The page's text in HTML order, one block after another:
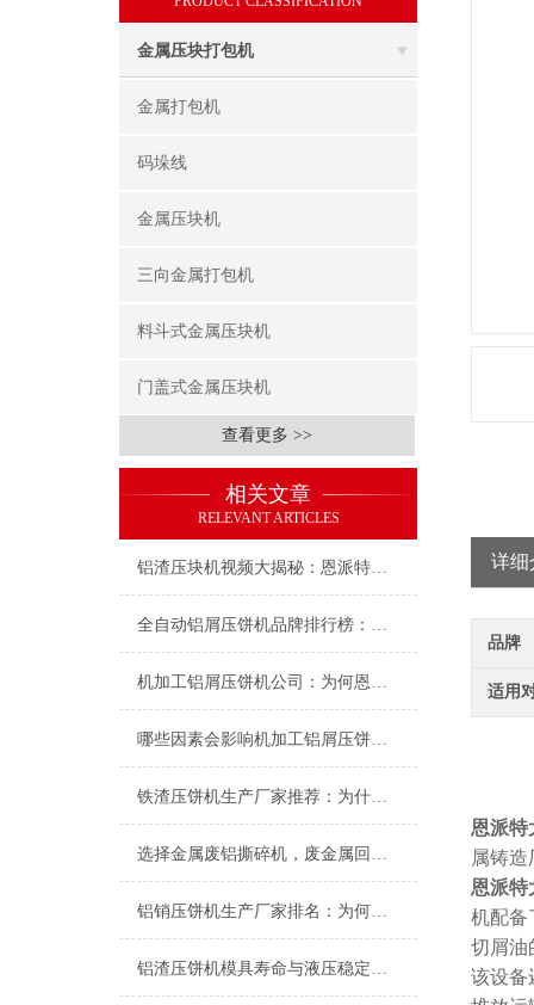
金属压块打包机
金属打包机
码垛线
金属压块机
三向金属打包机
料斗式金属压块机
门盖式金属压块机
查看更多 >>
相关文章
RELEVANT ARTICLES
铝渣压块机视频大揭秘：恩派特如何用科技点“渣”成金
全自动铝屑压饼机品牌排行榜：恩派特凭什么成为行业优选？
机加工铝屑压饼机公司：为何恩派特是您铝屑处理的选择？
哪些因素会影响机加工铝屑压饼机的价格？——深度解析与品牌推荐
铁渣压饼机生产厂家推荐：为什么恩派特成为众多企业的优选？
选择金属废铝撕碎机，废金属回收处理不再是难题
铝销压饼机生产厂家排名：为何恩派特品牌备受推崇？
铝渣压饼机模具寿命与液压稳定性的深度解析，为什么恩派特更耐用？
详细
品牌
适用
恩派特
属铸
恩派特
机配备
切屑油
该设备